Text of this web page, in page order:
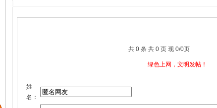
共 0 条 共 0 页 现 0/0页
绿色上网，文明发帖！
姓
名：